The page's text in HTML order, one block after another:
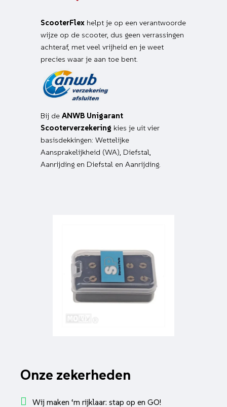
ScooterFlex helpt je op een verantwoorde
wijze op de scooter, dus geen verrassingen
achteraf, met veel vrijheid en je weet
precies waar je aan toe bent.
Bij de ANWB Unigarant
Scooterverzekering kies je uit vier
basisdekkingen: Wettelijke
Aansprakelijkheid (WA), Diefstal,
Aanrijding en Diefstal en Aanrijding.
Onze zekerheden
Wij maken ‘m rijklaar: stap op en GO!